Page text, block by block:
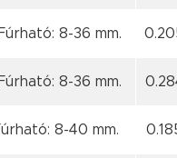
8-36 mm.
8-36 mm.
8-40 mm.